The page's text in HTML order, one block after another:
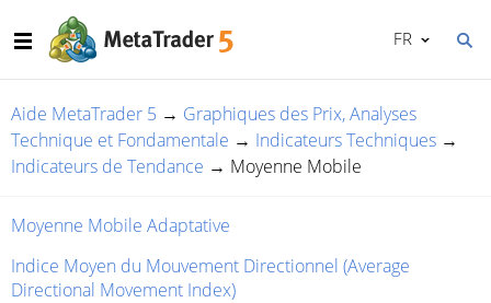
FR
Aide MetaTrader 5 → Graphiques des Prix, Analyses
Technique et Fondamentale → Indicateurs Techniques →
Indicateurs de Tendance → Moyenne Mobile
Moyenne Mobile Adaptative
Indice Moyen du Mouvement Directionnel (Average
Directional Movement Index)